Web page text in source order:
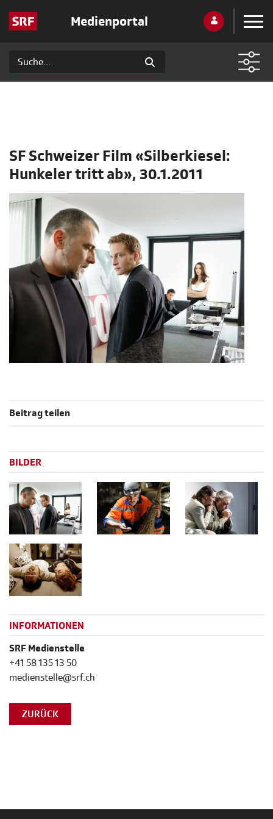
Medienportal
SF Schweizer Film «Silberkiesel:
Hunkeler tritt ab», 30.1.2011
Beitrag teilen
BILDER
INFORMATIONEN
SRF Medienstelle
+41 58 135 13 50
medienstelle@srf.ch
ZURÜCK